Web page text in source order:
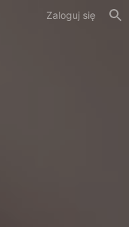
Zaloguj się